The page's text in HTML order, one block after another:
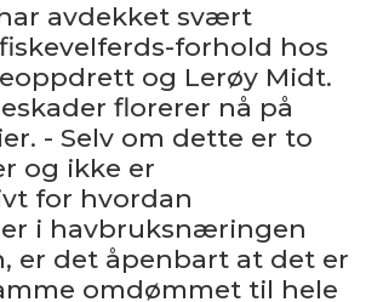
avdekket svært
forhold hos
og Lerøy Midt.
florerer nå på
- Selv om dette er to
og ikke er
for hvordan
i havbruksnæringen
er det åpenbart at det er
omdømmet til hele